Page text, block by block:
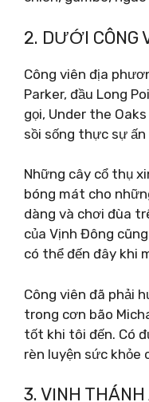
2. DƯỚI CÔNG
Công viên địa
Parker, đầu Long
gọi, Under the
sồi sống thực sự
Những cây cổ thụ
bóng mát cho
dàng và chơi đùa
của Vịnh Đông
có thể đến đây khi
Công viên đã phải
trong cơn bão
tốt khi tôi đến. Có
rèn luyện sức khỏe
3. VỊNH THÁNH